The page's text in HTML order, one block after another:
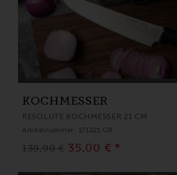
KOCHMESSER
RESOLUTE KOCHMESSER 21 CM
Artikelnummer: 171221 GB
139,90 € 35,00 € *